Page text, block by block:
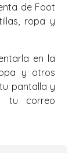
de Foot
ropa y
en la
y otros
pantalla y
correo